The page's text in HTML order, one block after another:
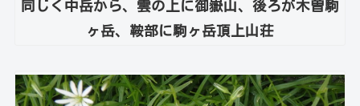
同じく中岳から、雲の上に御嶽山、後ろが木曽駒
ヶ岳、鞍部に駒ヶ岳頂上山荘